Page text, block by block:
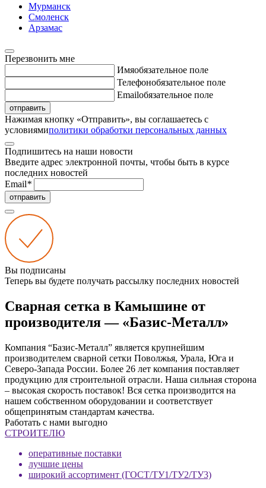
Мурманск
Смоленск
Арзамас
Перезвонить мне
Имяобязательное поле
Телефонобязательное поле
Emailобязательное поле
отправить
Нажимая кнопку «Отправить», вы соглашаетесь с
условиямиполитики обработки персональных данных
Подпишитесь на наши новости
Введите адрес электронной почты, чтобы быть в курсе
последних новостей
Email*
отправить
Вы подписаны
Теперь вы будете получать рассылку последних новостей
Сварная сетка в Камышине от
производителя — «Базис-Металл»
Компания “Базис-Металл” является крупнейшим
производителем сварной сетки Поволжья, Урала, Юга и
Северо-Запада России. Более 26 лет компания поставляет
продукцию для строительной отрасли. Наша сильная сторона
– высокая скорость поставок! Вся сетка производится на
нашем собственном оборудовании и соответствует
общепринятым стандартам качества.
Работать с нами выгодно
СТРОИТЕЛЮ
оперативные поставки
лучшие цены
широкий ассортимент (ГОСТ/ТУ1/ТУ2/ТУ3)